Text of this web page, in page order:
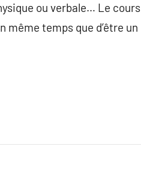
ou verbale… Le cours
temps que d’être un